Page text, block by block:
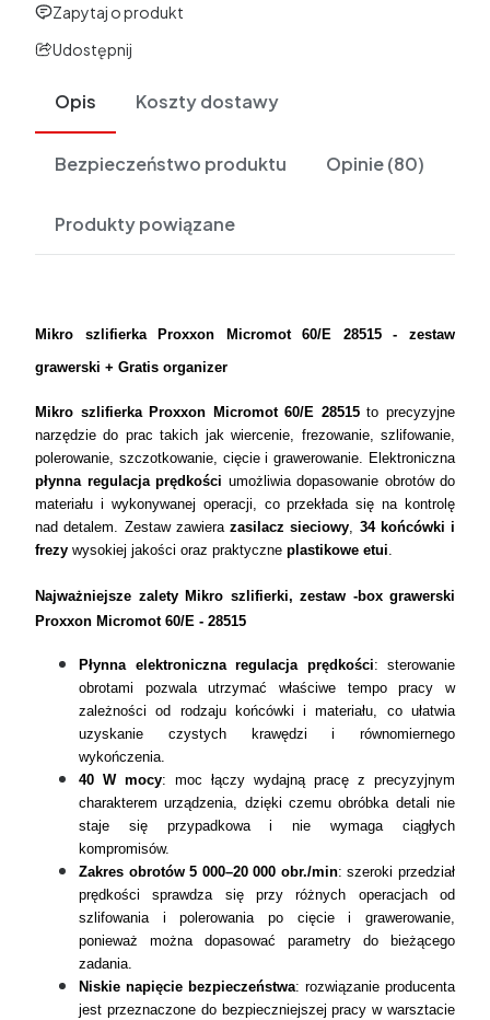
Zapytaj o produkt
Udostępnij
Opis Koszty dostawy
Bezpieczeństwo produktu Opinie (80)
Produkty powiązane
Mikro szlifierka Proxxon Micromot 60/E 28515 - zestaw
grawerski + Gratis organizer
Mikro szlifierka Proxxon Micromot 60/E 28515to precyzyjne
narzędzie do prac takich jak wiercenie, frezowanie, szlifowanie,
polerowanie, szczotkowanie, cięcie i grawerowanie. Elektroniczna
płynna regulacja prędkości umożliwia dopasowanie obrotów do
materiału i wykonywanej operacji, co przekłada się na kontrolę
nad detalem. Zestaw zawiera zasilacz sieciowy, 34 końcówki i
frezy wysokiej jakości oraz praktyczne plastikowe etui.
Najważniejsze zalety Mikro szlifierki, zestaw -box grawerski
Proxxon Micromot 60/E - 28515
Płynna elektroniczna regulacja prędkości: sterowanie
obrotami pozwala utrzymać właściwe tempo pracy w
zależności od rodzaju końcówki i materiału, co ułatwia
uzyskanie czystych krawędzi i równomiernego
wykończenia.
40 W mocy: moc łączy wydajną pracę z precyzyjnym
charakterem urządzenia, dzięki czemu obróbka detali nie
staje się przypadkowa i nie wymaga ciągłych
kompromisów.
Zakres obrotów 5 000–20 000 obr./min: szeroki przedział
prędkości sprawdza się przy różnych operacjach od
szlifowania i polerowania po cięcie i grawerowanie,
ponieważ można dopasować parametry do bieżącego
zadania.
Niskie napięcie bezpieczeństwa: rozwiązanie producenta
jest przeznaczone do bezpieczniejszej pracy w warsztacie